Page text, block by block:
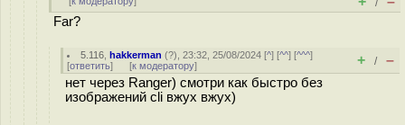
/
Far?
5.116 ,hakkerman (?), 23:32, 25/08/2024 [^] [^^] [^^^]
[ответить] [к модератору] + / –
нет через Ranger) смотри как быстро без
изображений cli вжух вжух)